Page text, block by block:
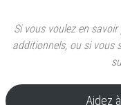
Si vous voulez en
additionnels, ou si vous
Aidez